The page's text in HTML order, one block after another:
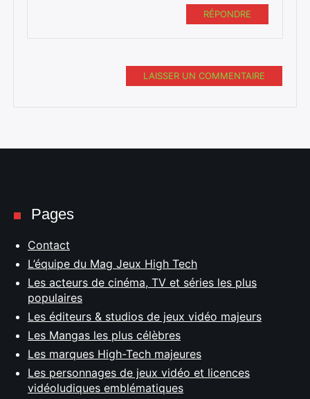
RÉPONDRE
LAISSER UN COMMENTAIRE
Pages
Contact
L’équipe du Mag Jeux High Tech
Les acteurs de cinéma, TV et séries les plus
populaires
Les éditeurs & studios de jeux vidéo majeurs
Les Mangas les plus célèbres
Les marques High-Tech majeures
Les personnages de jeux vidéo et licences
vidéoludiques emblématiques